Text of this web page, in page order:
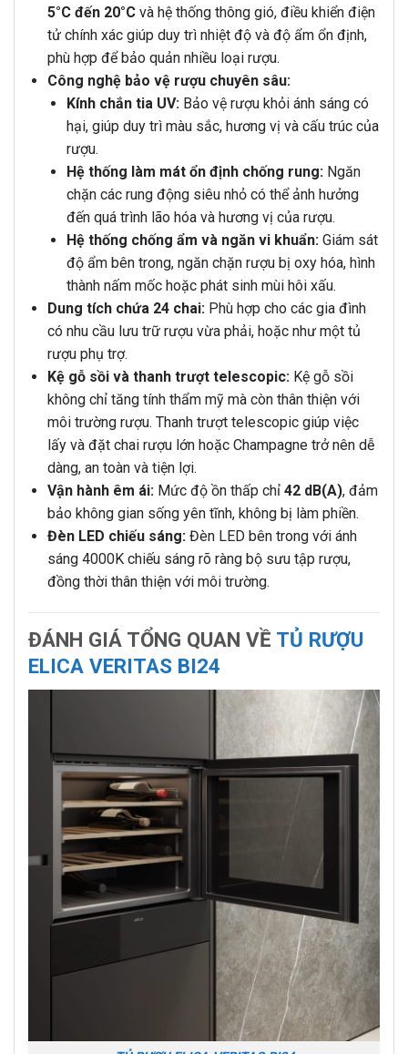
5°C đến 20°Cvà hệ thống thông gió, điều khiển điện
tử chính xác giúp duy trì nhiệt độ và độ ẩm ổn định,
phù hợp để bảo quản nhiều loại rượu.
Công nghệ bảo vệ rượu chuyên sâu:
Kính chắn tia UV:Bảo vệ rượu khỏi ánh sáng có
hại, giúp duy trì màu sắc, hương vị và cấu trúc của
rượu.
Hệ thống làm mát ổn định chống rung:Ngăn
chặn các rung động siêu nhỏ có thể ảnh hưởng
đến quá trình lão hóa và hương vị của rượu.
Hệ thống chống ẩm và ngăn vi khuẩn:Giám sát
độ ẩm bên trong, ngăn chặn rượu bị oxy hóa, hình
thành nấm mốc hoặc phát sinh mùi hôi xấu.
Dung tích chứa 24 chai:Phù hợp cho các gia đình
có nhu cầu lưu trữ rượu vừa phải, hoặc như một tủ
rượu phụ trợ.
Kệ gỗ sồi và thanh trượt telescopic:Kệ gỗ sồi
không chỉ tăng tính thẩm mỹ mà còn thân thiện với
môi trường rượu. Thanh trượt telescopic giúp việc
lấy và đặt chai rượu lớn hoặc Champagne trở nên dễ
dàng, an toàn và tiện lợi.
Vận hành êm ái:Mức độ ồn thấp chỉ 42 dB(A), đảm
bảo không gian sống yên tĩnh, không bị làm phiền.
Đèn LED chiếu sáng:Đèn LED bên trong với ánh
sáng 4000K chiếu sáng rõ ràng bộ sưu tập rượu,
đồng thời thân thiện với môi trường.
ĐÁNH GIÁ TỔNG QUAN VỀ TỦ RƯỢU
ELICA VERITAS BI24